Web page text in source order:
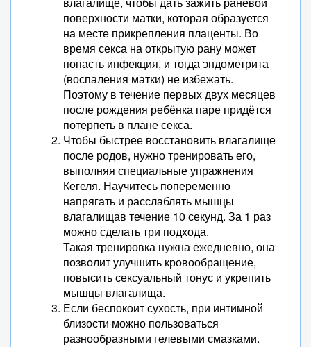
поверхности матки, которая образуется
на месте прикрепления плаценты. Во
время секса на открытую рану может
попасть инфекция, и тогда эндометрита
(воспаления матки) не избежать.
Поэтому в течение первых двух месяцев
после рождения ребёнка паре придётся
потерпеть в плане секса.
Чтобы быстрее восстановить влагалище
после родов, нужно тренировать его,
выполняя специальные упражнения
Кегеля. Научитесь попеременно
напрягать и расслаблять мышцы
влагалищав течение 10 секунд. За 1 раз
можно сделать три подхода.
Такая тренировка нужна ежедневно, она
позволит улучшить кровообращение,
повысить сексуальный тонус и укрепить
мышцы влагалища.
Если беспокоит сухость, при интимной
близости можно пользоваться
разнообразными гелевыми смазками.